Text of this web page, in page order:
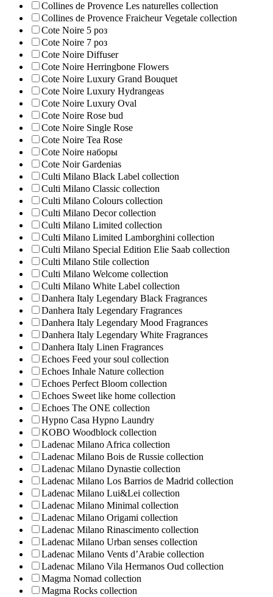
Collines de Provence Les naturelles collection
Collines de Рrovencе Fraicheur Vegetale collection
Cote Noire 5 роз
Cote Noire 7 роз
Cote Noire Diffuser
Cote Noire Herringbone Flowers
Cote Noire Luxury Grand Bouquet
Cote Noire Luxury Hydrangeas
Cote Noire Luxury Oval
Cote Noire Rose bud
Cote Noire Single Rose
Cote Noire Tea Rose
Cote Noire наборы
Cote Noir Gardenias
Culti Milano Black Label collection
Culti Milano Classic collection
Culti Milano Colours collection
Culti Milano Decor collection
Culti Milano Limited collection
Culti Milano Limited Lamborghini collection
Culti Milano Special Edition Elie Saab collection
Culti Milano Stile collection
Culti Milano Welcome collection
Culti Milano White Label collection
Danhera Italy Legendary Black Fragrances
Danhera Italy Legendary Fragrances
Danhera Italy Legendary Mood Fragrances
Danhera Italy Legendary White Fragrances
Danhera Italy Linen Fragrances
Echoes Feed your soul collection
Echoes Inhale Nature collection
Echoes Perfect Bloom collection
Echoes Sweet like home collection
Echoes The ONE collection
Hypno Casa Hypno Laundry
KOBO Woodblock collection
Ladenac Milano Africa collection
Ladenac Milano Bois de Russie collection
Ladenac Milano Dynastie collection
Ladenac Milano Los Barrios de Madrid collection
Ladenac Milano Lui&Lei collection
Ladenac Milano Minimal collection
Ladenac Milano Origami collection
Ladenac Milano Rinascimento collection
Ladenac Milano Urban senses collection
Ladenac Milano Vents d’Arabie collection
Ladenac Milano Vila Hermanos Oud collection
Magma Nomad collection
Magma Rocks collection